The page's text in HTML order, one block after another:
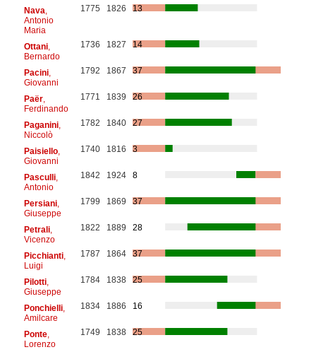
Nava
Antonio
Maria
1775 1826 13
Ottani,
Bernardo
1736 1827 14
Pacini,
Giovanni
1792 1867 37
Paër,
Ferdinando
1771 1839 26
Paganini,
Niccolò
1782 1840 27
Paisiello,
Giovanni
1740 1816 3
Pasculli,
Antonio
1842 1924 8
Persiani,
Giuseppe
1799 1869 37
Petrali,
Vicenzo
1822 1889 28
Picchianti,
Luigi
1787 1864 37
Pilotti,
Giuseppe
1784 1838 25
Ponchielli,
Amilcare
1834 1886 16
Ponte,
Lorenzo
1749 1838 25